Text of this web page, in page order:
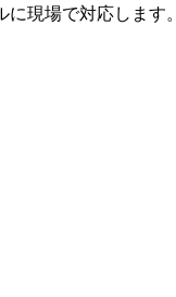
現場で対応します。